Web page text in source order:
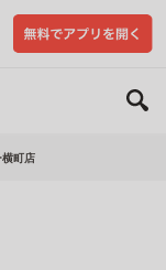
横町店